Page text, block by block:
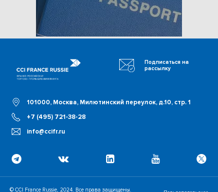
101000, Москва, Милютинский переулок, д.10, стр. 1
+7 (495) 721-38-28
info@ccifr.ru
Подписаться на
рассылку
© CCI France Russie, 2024. Все права защищены.